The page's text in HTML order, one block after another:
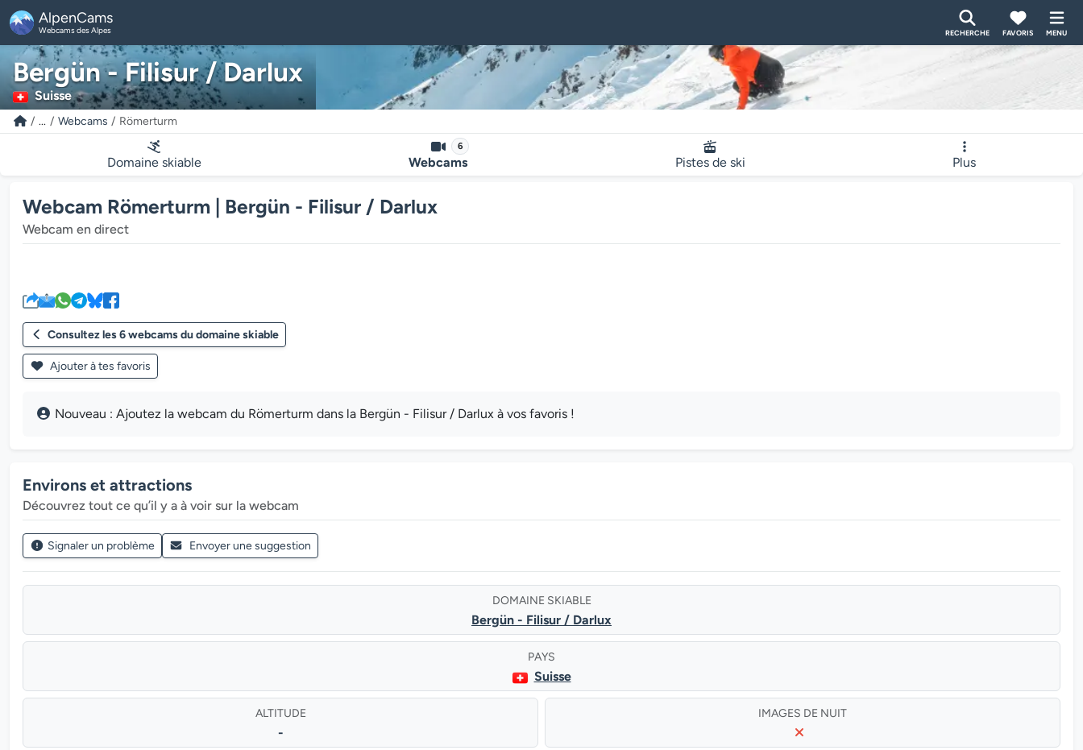
AlpenCams
Webcams des Alpes RECHERCHE FAVORIS MENU
Bergün - Filisur / Darlux
Suisse
... Webcams Römerturm
Domaine skiable
6
Webcams Pistes de ski Plus
Webcam Römerturm | Bergün - Filisur / Darlux
Webcam en direct
Consultez les 6 webcams du domaine skiable
Ajouter à tes favoris
Nouveau : Ajoutez la webcam du Römerturm dans la Bergün - Filisur / Darlux à vos favoris !
Environs et attractions
Découvrez tout ce qu’il y a à voir sur la webcam
Signaler un problème Envoyer une suggestion
DOMAINE SKIABLE
Bergün - Filisur / Darlux
PAYS
Suisse
ALTITUDE
-
IMAGES DE NUIT